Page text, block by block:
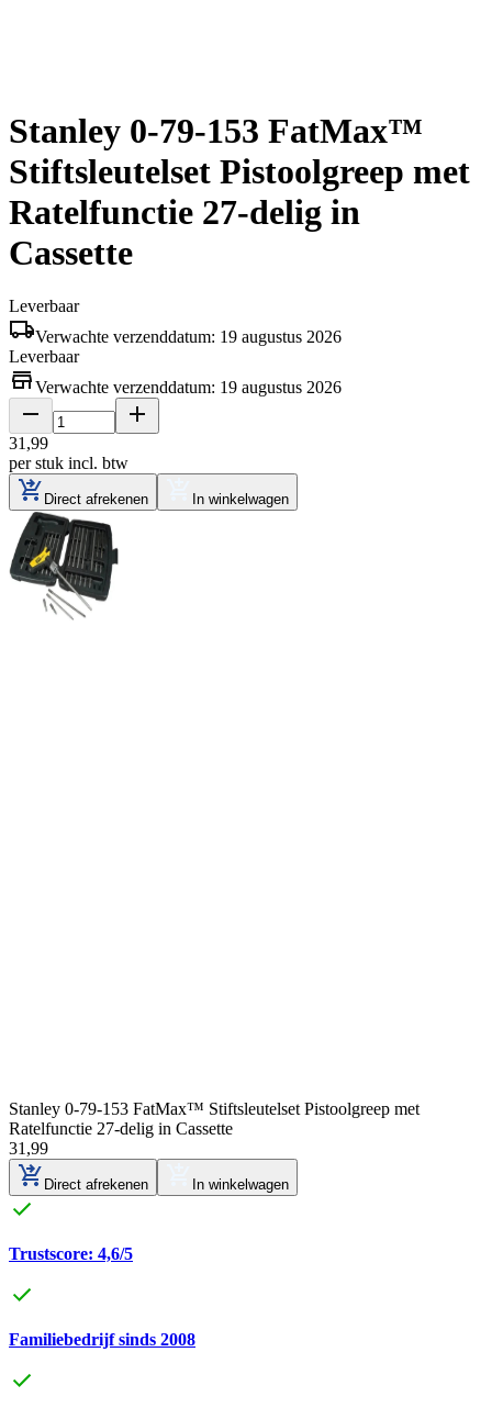
Stanley 0-79-153 FatMax™
Stiftsleutelset Pistoolgreep met
Ratelfunctie 27-delig in
Cassette
Leverbaar
Verwachte verzenddatum: 19 augustus 2026
Leverbaar
Verwachte verzenddatum: 19 augustus 2026
31 ,99
per stuk incl. btw
Direct afrekenen In winkelwagen
Stanley 0-79-153 FatMax™ Stiftsleutelset Pistoolgreep met
Ratelfunctie 27-delig in Cassette
31 ,99
Direct afrekenen In winkelwagen
Trustscore: 4,6/5
Familiebedrijf sinds 2008